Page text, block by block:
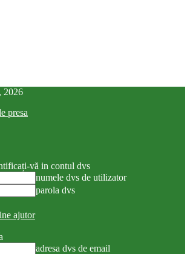
2026
presa
vă in contul dvs
numele dvs de utilizator
parola dvs
ajutor
adresa dvs de email